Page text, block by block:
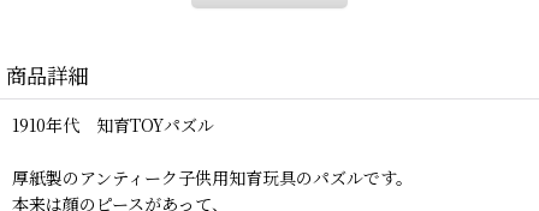
商品詳細
1910年代 知育TOYパズル
厚紙製のアンティーク子供用知育玩具のパズルです。
本来は顔のピースがあって、